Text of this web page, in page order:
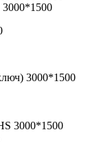
3000*1500